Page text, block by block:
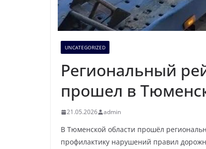
UNCATEGORIZED
Региональный
прошел в
21.05.2026 admin
В Тюменской области прошёл
профилактику нарушений правил